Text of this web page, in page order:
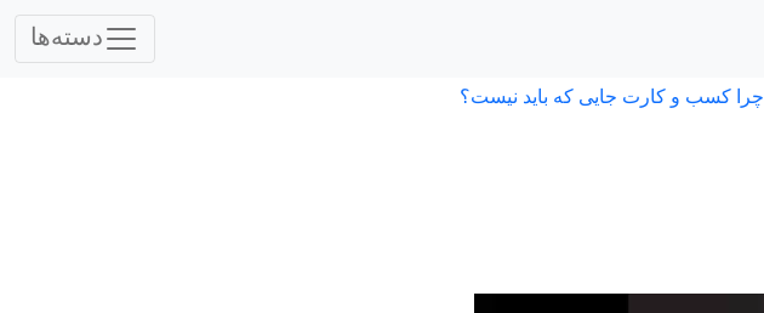
دسته‌ها
چرا کسب و کارت جایی که باید نیست؟